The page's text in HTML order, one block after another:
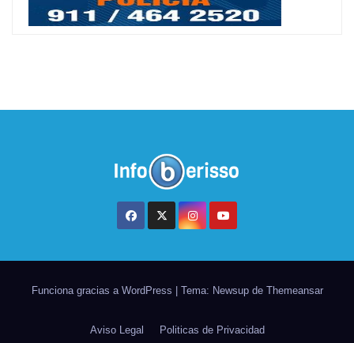
Funciona gracias a WordPress Tema: Newsup de Themeansar
Aviso Legal Politicas de Privacidad